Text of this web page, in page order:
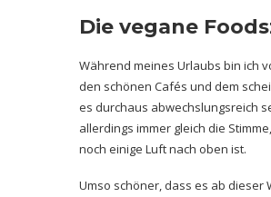
Die vegane
Während meines Urlaubs bin ich
den schönen Cafés und dem
es durchaus abwechslungsreich
allerdings immer gleich die
noch einige Luft nach oben ist.
Umso schöner, dass es ab dieser